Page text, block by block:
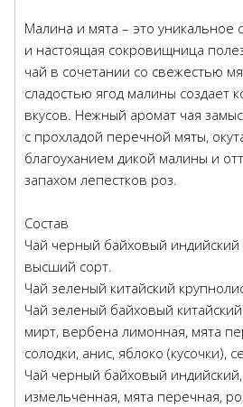
Малина и мята – это уникальное
и настоящая сокровищница
чай в сочетании со свежестью
сладостью ягод малины создает
вкусов. Нежный аромат чая
с прохладой перечной мяты,
благоуханием дикой малины и
запахом лепестков роз.
Состав
Чай черный байховый индийский
высший сорт.
Чай зеленый китайский
Чай зеленый байховый
мирт, вербена лимонная, мята
солодки, анис, яблоко (кусочки),
Чай черный байховый
измельченная, мята перечная,